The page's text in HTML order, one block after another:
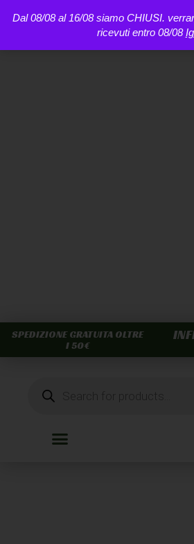
Dal 08/08 al 16/08 siamo CHIUSI.
ricevuti entro 08/08
SPEDIZIONE GRATUITA OLTRE
I 50€